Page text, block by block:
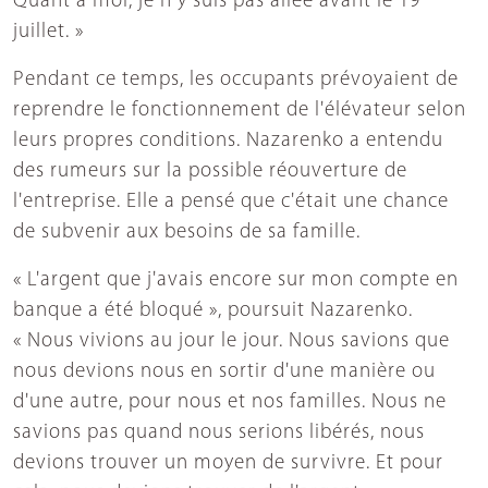
juillet. »
Pendant ce temps, les occupants prévoyaient de
reprendre le fonctionnement de l'élévateur selon
leurs propres conditions. Nazarenko a entendu
des rumeurs sur la possible réouverture de
l'entreprise. Elle a pensé que c'était une chance
de subvenir aux besoins de sa famille.
« L'argent que j'avais encore sur mon compte en
banque a été bloqué », poursuit Nazarenko.
« Nous vivions au jour le jour. Nous savions que
nous devions nous en sortir d'une manière ou
d'une autre, pour nous et nos familles. Nous ne
savions pas quand nous serions libérés, nous
devions trouver un moyen de survivre. Et pour